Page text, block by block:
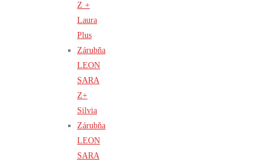
Z +
Laura
Plus
Zárubňa
LEON
SARA
Z+
Silvia
Zárubňa
LEON
SARA